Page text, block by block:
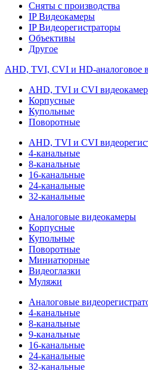
Сняты с производства
IP Видеокамеры
IP Видеорегистраторы
Объективы
Другое
AHD, TVI, CVI и HD-аналоговое
AHD, TVI и CVI
Корпусные
Купольные
Поворотные
AHD, TVI и CVI
4-канальные
8-канальные
16-канальные
24-канальные
32-канальные
Аналоговые видеокамеры
Корпусные
Купольные
Поворотные
Миниатюрные
Видеоглазки
Муляжи
Аналоговые
4-канальные
8-канальные
9-канальные
16-канальные
24-канальные
32-канальные